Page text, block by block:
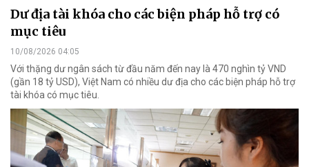
Dư địa tài khóa cho các biện pháp hỗ trợ có
mục tiêu
10/08/2026 04:05
Với thặng dư ngân sách từ đầu năm đến nay là 470 nghìn tỷ VND
(gần 18 tỷ USD), Việt Nam có nhiều dư địa cho các biện pháp hỗ trợ
tài khóa có mục tiêu.